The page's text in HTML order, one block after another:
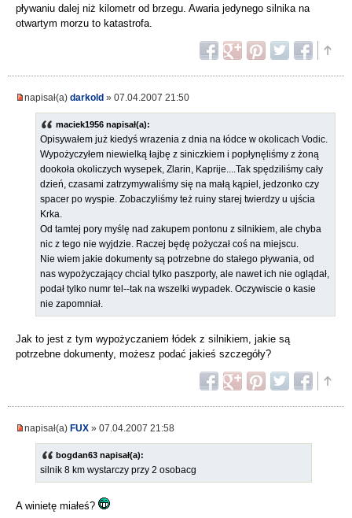
pływaniu dalej niż kilometr od brzegu. Awaria jedynego silnika na
otwartym morzu to katastrofa.
napisał(a) darkold » 07.04.2007 21:50
maciek1956 napisał(a):
Opisywałem już kiedyś wrazenia z dnia na łódce w okolicach Vodic.
Wypożyczyłem niewielką łajbę z siniczkiem i popłynęliśmy z żoną
dookoła okoliczych wysepek, Zlarin, Kaprije....Tak spędziliśmy cały
dzień, czasami zatrzymywaliśmy się na małą kąpiel, jedzonko czy
spacer po wyspie. Zobaczyliśmy też ruiny starej twierdzy u ujścia
Krka.
Od tamtej pory myślę nad zakupem pontonu z silnikiem, ale chyba
nic z tego nie wyjdzie. Raczej będę pożyczał coś na miejscu.
Nie wiem jakie dokumenty są potrzebne do stałego pływania, od
nas wypożyczający chcial tylko paszporty, ale nawet ich nie oglądał,
podał tylko numr tel--tak na wszelki wypadek. Oczywiscie o kasie
nie zapomniał.
Jak to jest z tym wypożyczaniem łódek z silnikiem, jakie są
potrzebne dokumenty, możesz podać jakieś szczegóły?
napisał(a) FUX » 07.04.2007 21:58
bogdan63 napisał(a):
silnik 8 km wystarczy przy 2 osobacg
A winietę miałeś?